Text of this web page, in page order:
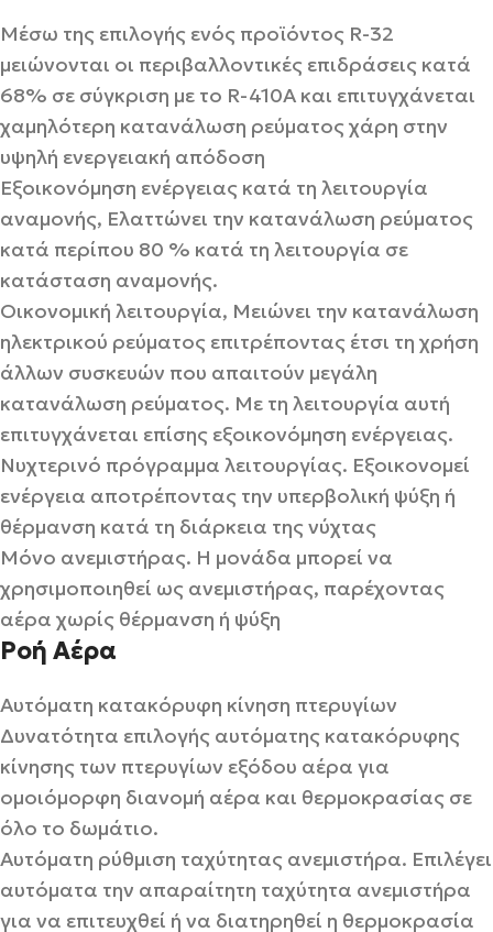
Μέσω της επιλογής ενός προϊόντος R-32
μειώνονται οι περιβαλλοντικές επιδράσεις κατά
68% σε σύγκριση με το R-410A και επιτυγχάνεται
χαμηλότερη κατανάλωση ρεύματος χάρη στην
υψηλή ενεργειακή απόδοση
Εξοικονόμηση ενέργειας κατά τη λειτουργία
αναμονής, Ελαττώνει την κατανάλωση ρεύματος
κατά περίπου 80 % κατά τη λειτουργία σε
κατάσταση αναμονής.
Οικονομική λειτουργία, Μειώνει την κατανάλωση
ηλεκτρικού ρεύματος επιτρέποντας έτσι τη χρήση
άλλων συσκευών που απαιτούν μεγάλη
κατανάλωση ρεύματος. Με τη λειτουργία αυτή
επιτυγχάνεται επίσης εξοικονόμηση ενέργειας.
Νυχτερινό πρόγραμμα λειτουργίας. Εξοικονομεί
ενέργεια αποτρέποντας την υπερβολική ψύξη ή
θέρμανση κατά τη διάρκεια της νύχτας
Μόνο ανεμιστήρας. Η μονάδα μπορεί να
χρησιμοποιηθεί ως ανεμιστήρας, παρέχοντας
αέρα χωρίς θέρμανση ή ψύξη
Ροή Αέρα
Αυτόματη κατακόρυφη κίνηση πτερυγίων
Δυνατότητα επιλογής αυτόματης κατακόρυφης
κίνησης των πτερυγίων εξόδου αέρα για
ομοιόμορφη διανομή αέρα και θερμοκρασίας σε
όλο το δωμάτιο.
Αυτόματη ρύθμιση ταχύτητας ανεμιστήρα. Επιλέγει
αυτόματα την απαραίτητη ταχύτητα ανεμιστήρα
για να επιτευχθεί ή να διατηρηθεί η θερμοκρασία